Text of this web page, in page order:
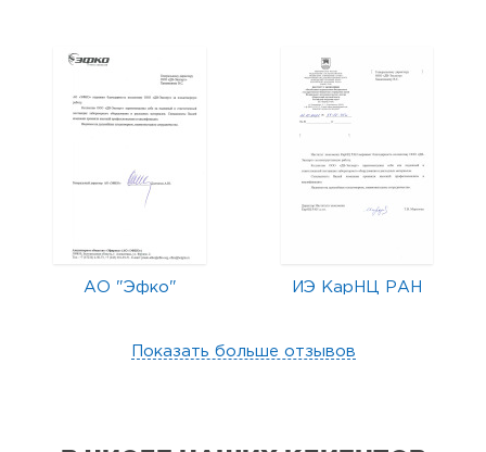
АО "Эфко" ИЭ КарНЦ РАН
Показать больше отзывов